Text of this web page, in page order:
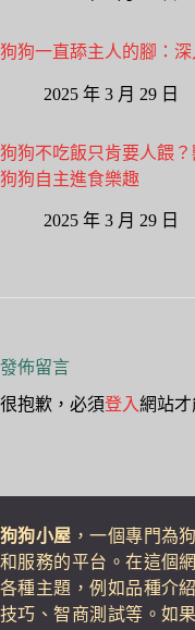
狗狗一直舔主人的腳：
2025 年 3 月 29 日
狗狗不吃飯只肯要人餵
狗狗自主進食樂趣
2025 年 3 月 29 日
發佈留言
很抱歉，必須登入網站才
狗狗小屋 ，一個專門為
和服務的平台。在這個
各種主題，例如品種介
技巧、智商測試等。如